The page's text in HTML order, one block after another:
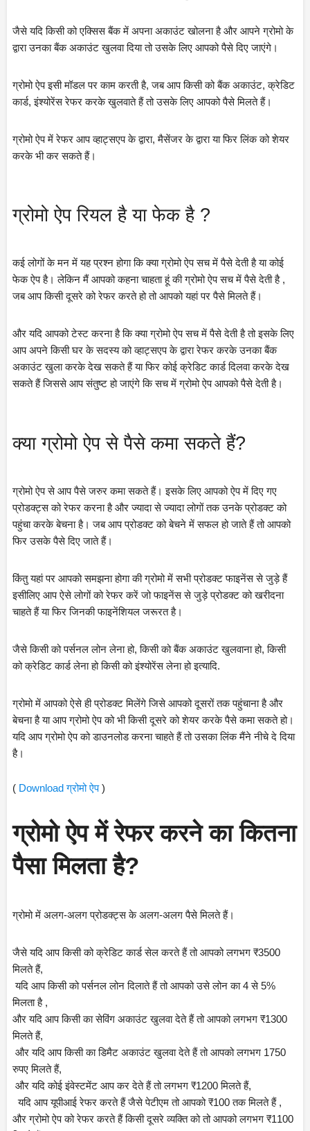
जैसे यदि किसी को एक्सिस बैंक में अपना अकाउंट खोलना है और आपने ग्रोमो के
द्वारा उनका बैंक अकाउंट खुलवा दिया तो उसके लिए आपको पैसे दिए जाएंगे।
ग्रोमो ऐप इसी मॉडल पर काम करती है, जब आप किसी को बैंक अकाउंट, क्रेडिट
कार्ड, इंश्योरेंस रेफर करके खुलवाते हैं तो उसके लिए आपको पैसे मिलते हैं।
ग्रोमो ऐप में रेफर आप व्हाट्सएप के द्वारा, मैसेंजर के द्वारा या फिर लिंक को शेयर
करके भी कर सकते हैं।
ग्रोमो ऐप रियल है या फेक है ?
कई लोगों के मन में यह प्रश्न होगा कि क्या ग्रोमो ऐप सच में पैसे देती है या कोई
फेक ऐप है। लेकिन मैं आपको कहना चाहता हूं की ग्रोमो ऐप सच में पैसे देती है ,
जब आप किसी दूसरे को रेफर करते हो तो आपको यहां पर पैसे मिलते हैं।
और यदि आपको टेस्ट करना है कि क्या ग्रोमो ऐप सच में पैसे देती है तो इसके लिए
आप अपने किसी घर के सदस्य को व्हाट्सएप के द्वारा रेफर करके उनका बैंक
अकाउंट खुला करके देख सकते हैं या फिर कोई क्रेडिट कार्ड दिलवा करके देख
सकते हैं जिससे आप संतुष्ट हो जाएंगे कि सच में ग्रोमो ऐप आपको पैसे देती है।
क्या ग्रोमो ऐप से पैसे कमा सकते हैं?
ग्रोमो ऐप से आप पैसे जरुर कमा सकते हैं। इसके लिए आपको ऐप में दिए गए
प्रोडक्ट्स को रेफर करना है और ज्यादा से ज्यादा लोगों तक उनके प्रोडक्ट को
पहुंचा करके बेचना है। जब आप प्रोडक्ट को बेचने में सफल हो जाते हैं तो आपको
फिर उसके पैसे दिए जाते हैं।
किंतु यहां पर आपको समझना होगा की ग्रोमो में सभी प्रोडक्ट फाइनेंस से जुड़े हैं
इसीलिए आप ऐसे लोगों को रेफर करें जो फाइनेंस से जुड़े प्रोडक्ट को खरीदना
चाहते हैं या फिर जिनकी फाइनेंशियल जरूरत है।
जैसे किसी को पर्सनल लोन लेना हो, किसी को बैंक अकाउंट खुलवाना हो, किसी
को क्रेडिट कार्ड लेना हो किसी को इंश्योरेंस लेना हो इत्यादि.
ग्रोमो में आपको ऐसे ही प्रोडक्ट मिलेंगे जिसे आपको दूसरों तक पहुंचाना है और
बेचना है या आप ग्रोमो ऐप को भी किसी दूसरे को शेयर करके पैसे कमा सकते हो।
यदि आप ग्रोमो ऐप को डाउनलोड करना चाहते हैं तो उसका लिंक मैंने नीचे दे दिया
है।
( Download ग्रोमो ऐप )
ग्रोमो ऐप में रेफर करने का कितना
पैसा मिलता है?
ग्रोमो में अलग-अलग प्रोडक्ट्स के अलग-अलग पैसे मिलते हैं।
जैसे यदि आप किसी को क्रेडिट कार्ड सेल करते हैं तो आपको लगभग ₹3500
मिलते हैं,
यदि आप किसी को पर्सनल लोन दिलाते हैं तो आपको उसे लोन का 4 से 5%
मिलता है ,
और यदि आप किसी का सेविंग अकाउंट खुलवा देते हैं तो आपको लगभग ₹1300
मिलते हैं,
और यदि आप किसी का डिमैट अकाउंट खुलवा देते हैं तो आपको लगभग 1750
रुपए मिलते हैं,
और यदि कोई इंवेस्टमेंट आप कर देते हैं तो लगभग ₹1200 मिलते हैं,
यदि आप यूपीआई रेफर करते हैं जैसे पेटीएम तो आपको ₹100 तक मिलते हैं ,
और ग्रोमो ऐप को रेफर करते हैं किसी दूसरे व्यक्ति को तो आपको लगभग ₹1100